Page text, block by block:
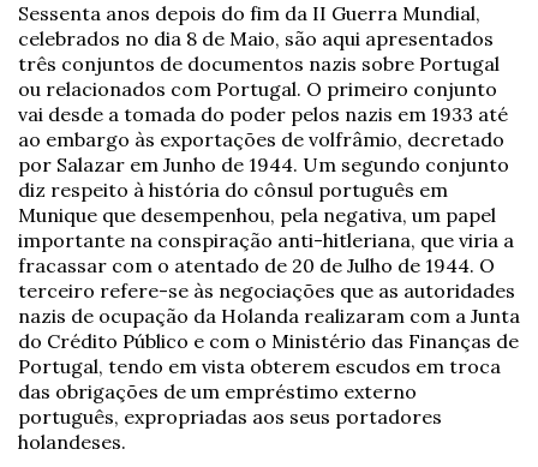
Sessenta anos depois do fim da II Guerra Mundial,
celebrados no dia 8 de Maio, são aqui apresentados
três conjuntos de documentos nazis sobre Portugal
ou relacionados com Portugal. O primeiro conjunto
vai desde a tomada do poder pelos nazis em 1933 até
ao embargo às exportações de volfrâmio, decretado
por Salazar em Junho de 1944. Um segundo conjunto
diz respeito à história do cônsul português em
Munique que desempenhou, pela negativa, um papel
importante na conspiração anti-hitleriana, que viria a
fracassar com o atentado de 20 de Julho de 1944. O
terceiro refere-se às negociações que as autoridades
nazis de ocupação da Holanda realizaram com a Junta
do Crédito Público e com o Ministério das Finanças de
Portugal, tendo em vista obterem escudos em troca
das obrigações de um empréstimo externo
português, expropriadas aos seus portadores
holandeses.